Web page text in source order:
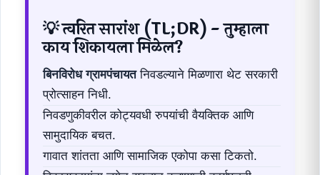
💡 त्वरित सारांश (TL;DR) - तुम्हाला
काय शिकायला मिळेल?
बिनविरोध ग्रामपंचायतनिवडल्याने मिळणारा थेट सरकारी
प्रोत्साहन निधी.
निवडणुकीवरील कोट्यवधी रुपयांची वैयक्तिक आणि
सामुदायिक बचत.
गावात शांतता आणि सामाजिक एकोपा कसा टिकतो.